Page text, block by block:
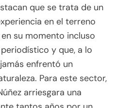
que se trata de un
en el terreno
su momento incluso
y que, a lo
enfrentó un
Para este sector,
arriesgara una